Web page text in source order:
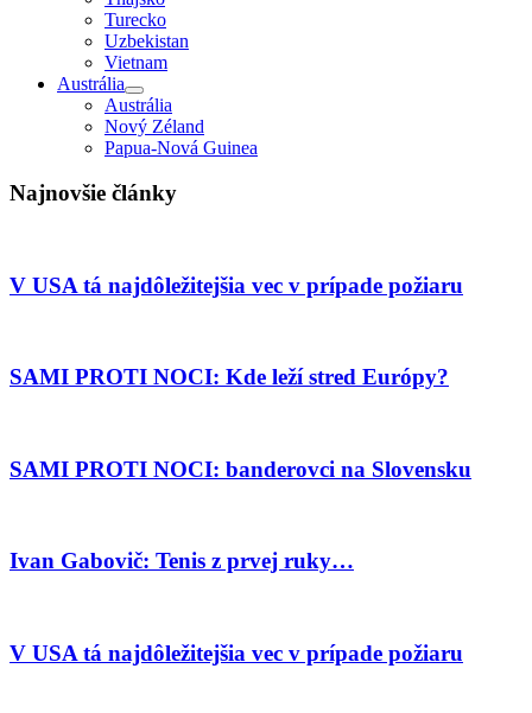
Turecko
Uzbekistan
Vietnam
Austrália
Austrália
Nový Zéland
Papua-Nová Guinea
Najnovšie články
V USA tá najdôležitejšia vec v prípade požiaru
SAMI PROTI NOCI: Kde leží stred Európy?
SAMI PROTI NOCI: banderovci na Slovensku
Ivan Gabovič: Tenis z prvej ruky…
V USA tá najdôležitejšia vec v prípade požiaru